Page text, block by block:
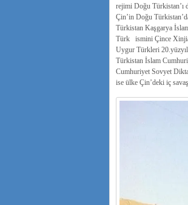
rejimi Doğu
Çin’in Doğu
Türkistan Kaşgarya
Türk ismini Çince
Uygur Türkleri
Türkistan İslam
Cumhuriyet Sovyet
ise ülke Çin’deki iç